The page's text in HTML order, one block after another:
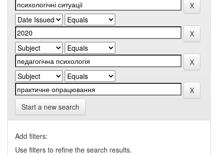
Start a new search
Add filters:
Use filters to refine the search results.